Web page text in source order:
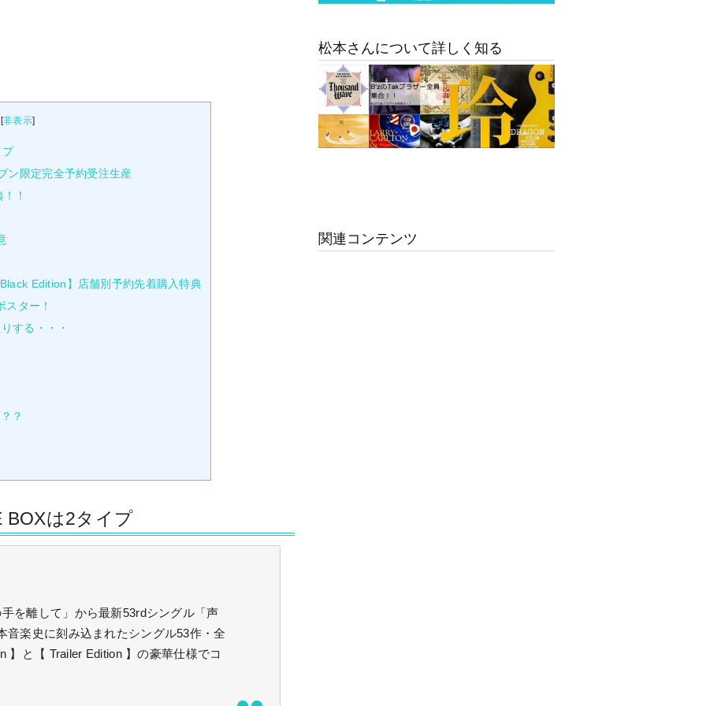
[非表示]
プ
ン限定完全予約受注生産
！
Edition】店舗別予約先着購入特典
ター！
する・・・
？
BOXは2タイプ
を離して」から最新53rdシングル「声
音楽史に刻み込まれたシングル53作・全
】と【 Trailer Edition 】の豪華仕様でコ
松本さんについて詳しく知る
関連コンテンツ